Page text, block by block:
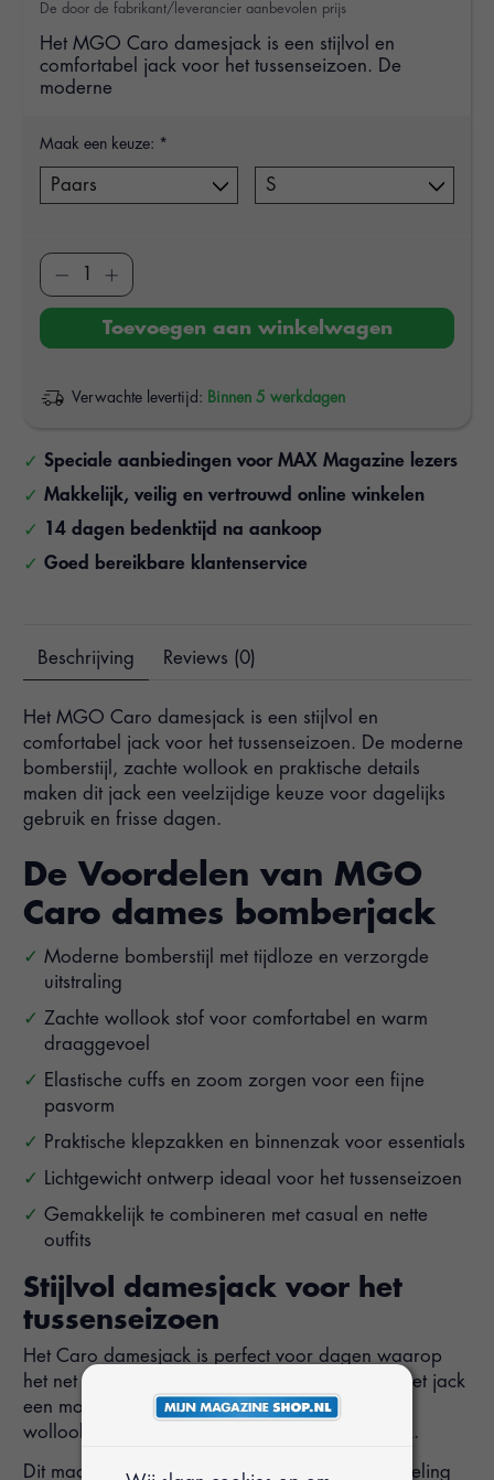
De door de fabrikant/leverancier aanbevolen prijs
Het MGO Caro damesjack is een stijlvol en
comfortabel jack voor het tussenseizoen. De
moderne
Maak een keuze: *
Toevoegen aan winkelwagen
Verwachte levertijd: Binnen 5 werkdagen
Speciale aanbiedingen voor MAX Magazine lezers
Makkelijk, veilig en vertrouwd online winkelen
14 dagen bedenktijd na aankoop
Goed bereikbare klantenservice
Beschrijving Reviews (0)
Het MGO Caro damesjack is een stijlvol en
comfortabel jack voor het tussenseizoen. De moderne
bomberstijl, zachte wollook en praktische details
maken dit jack een veelzijdige keuze voor dagelijks
gebruik en frisse dagen.
De Voordelen van MGO
Caro dames bomberjack
Moderne bomberstijl met tijdloze en verzorgde
uitstraling
Zachte wollook stof voor comfortabel en warm
draaggevoel
Elastische cuffs en zoom zorgen voor een fijne
pasvorm
Praktische klepzakken en binnenzak voor essentials
Lichtgewicht ontwerp ideaal voor het tussenseizoen
Gemakkelijk te combineren met casual en nette
outfits
Stijlvol damesjack voor het
tussenseizoen
Het Caro damesjack is perfect voor dagen waarop
het net wat frisser is. De bomberjack-stijl geeft het jack
een moderne en sportieve uitstraling, terwijl de
wollook stof zorgt voor een zachte en luxe look.
Dit maakt het jack ideaal voor zowel een wandeling